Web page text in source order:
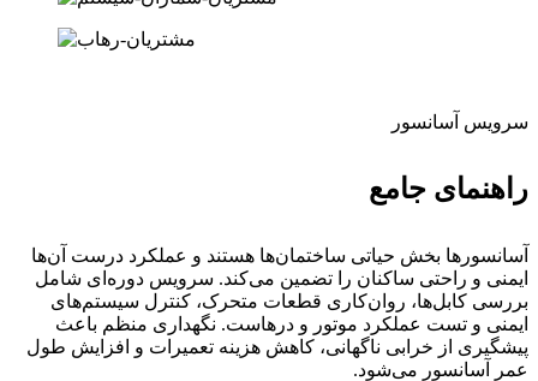
سرویس آسانسور
راهنمای جامع
آسانسورها بخش حیاتی ساختمان‌ها هستند و عملکرد درست آن‌ها
ایمنی و راحتی ساکنان را تضمین می‌کند. سرویس دوره‌ای شامل
بررسی کابل‌ها، روان‌کاری قطعات متحرک، کنترل سیستم‌های
ایمنی و تست عملکرد موتور و درهاست. نگهداری منظم باعث
پیشگیری از خرابی ناگهانی، کاهش هزینه تعمیرات و افزایش طول
عمر آسانسور می‌شود.